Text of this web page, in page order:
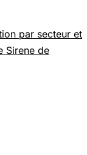
par secteur et
Sirene de